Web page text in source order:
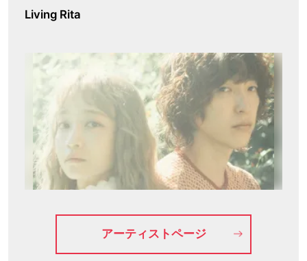
Living Rita
アーティストページ